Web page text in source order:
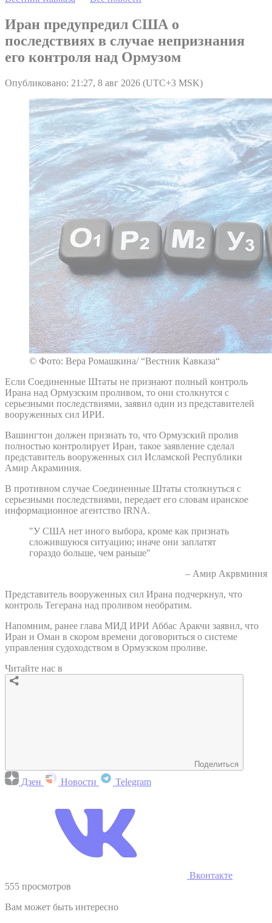
Иран предупредил США о
последствиях в случае непризнания
его контроля над Ормузом
Опубликовано: 21:27, 8 авг 2026 (UTC+3 MSK)
© Фото: Вера Ромашкина/ “Вестник Кавказа“
Если Соединенные Штаты не признают полный контроль
Ирана над Ормузским проливом, то они столкнутся с
серьезными последствиями, заявил один из представителей
вооруженных сил ИРИ.
Вашингтон должен признать то, что Ормузский пролив
полностью контролирует Иран, такое заявление сделал
представитель вооруженных сил Исламской Республики
Амир Акраминия.
В противном случае Соединенные Штаты столкнуться с
серьезными последствиями, передает его словам иранское
информационное агентство IRNA.
"У США нет иного выбора, кроме как признать
сложившуюся ситуацию; иначе они заплатят
гораздо больше, чем раньше"
– Амир Акрвминия
Представитель вооруженных сил Ирана подчеркнул, что
контроль Тегерана над проливом необратим.
Напомним, ранее глава МИД ИРИ Аббас Аракчи заявил, что
Иран и Оман в скором времени договориться о системе
управления судоходством в Ормузском проливе.
Читайте нас в
Поделиться
Дзен Новости Telegram
Вконтакте
555 просмотров
Вам может быть интересно